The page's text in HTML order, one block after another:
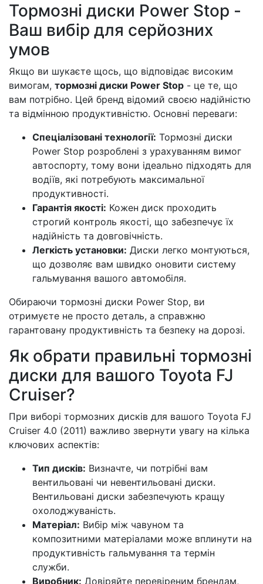
Тормозні диски Power Stop -
Ваш вибір для серйозних
умов
Якщо ви шукаєте щось, що відповідає високим
вимогам, тормозні диски Power Stop - це те, що
вам потрібно. Цей бренд відомий своєю надійністю
та відмінною продуктивністю. Основні переваги:
Спеціалізовані технології: Тормозні диски
Power Stop розроблені з урахуванням вимог
автоспорту, тому вони ідеально підходять для
водіїв, які потребують максимальної
продуктивності.
Гарантія якості: Кожен диск проходить
строгий контроль якості, що забезпечує їх
надійність та довговічність.
Легкість установки: Диски легко монтуються,
що дозволяє вам швидко оновити систему
гальмування вашого автомобіля.
Обираючи тормозні диски Power Stop, ви
отримуєте не просто деталь, а справжню
гарантовану продуктивність та безпеку на дорозі.
Як обрати правильні тормозні
диски для вашого Toyota FJ
Cruiser?
При виборі тормозних дисків для вашого Toyota FJ
Cruiser 4.0 (2011) важливо звернути увагу на кілька
ключових аспектів:
Тип дисків: Визначте, чи потрібні вам
вентильовані чи невентильовані диски.
Вентильовані диски забезпечують кращу
охолоджуваність.
Матеріал: Вибір між чавуном та
композитними матеріалами може вплинути на
продуктивність гальмування та термін
служби.
Виробник: Довіряйте перевіреним брендам,